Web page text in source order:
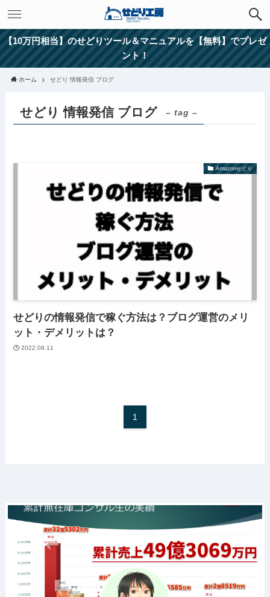
【10万円相当】のせどりツール＆マニュアルを【無料】でプレゼ
ント！
ホーム せどり 情報発信 ブログ
せどり 情報発信 ブログ – tag –
Amazonせどり
せどりの情報発信で稼ぐ方法は？ブログ運営のメリ
ット・デメリットは？
2022.09.11
1